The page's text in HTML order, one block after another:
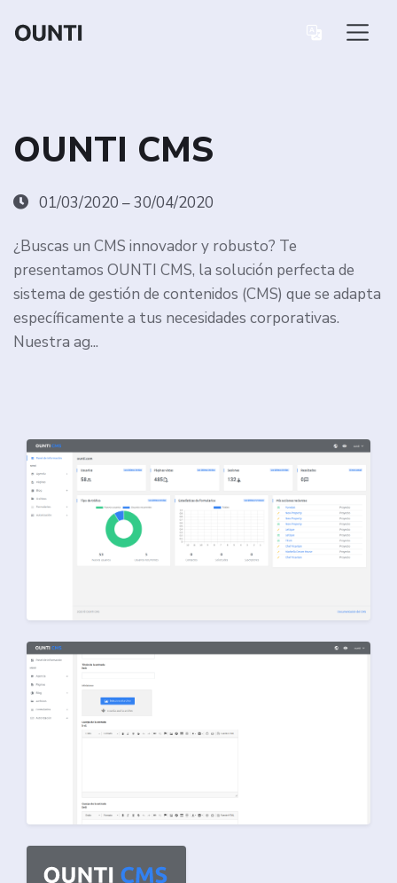
OUNTI CMS
01/03/2020 – 30/04/2020
¿Buscas un CMS innovador y robusto? Te
presentamos OUNTI CMS, la solución perfecta de
sistema de gestión de contenidos (CMS) que se adapta
específicamente a tus necesidades corporativas.
Nuestra ag...